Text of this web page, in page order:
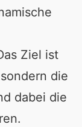
Ziel ist
die
dabei die